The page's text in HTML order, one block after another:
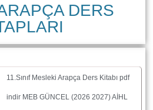
DERS
11.Sınıf Mesleki Arapça Ders Kitabı pdf
indir MEB GÜNCEL (2026 2027) AİHL